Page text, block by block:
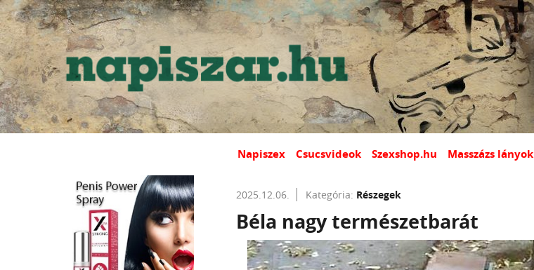
Napiszex Csucsvideok Szexshop.hu Masszázs lányok
2025.12.06. Kategória: Részegek
Béla nagy természetbarát